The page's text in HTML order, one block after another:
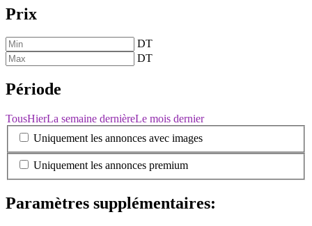
Prix
DT
DT
Période
TousHierLa semaine dernièreLe mois dernier
Uniquement les annonces avec images
Uniquement les annonces premium
Paramètres supplémentaires: